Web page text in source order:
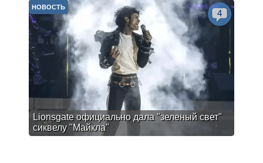
Lionsgate официально дала "зеленый свет"
сиквелу "Майкла"
НОВОСТЬ
4